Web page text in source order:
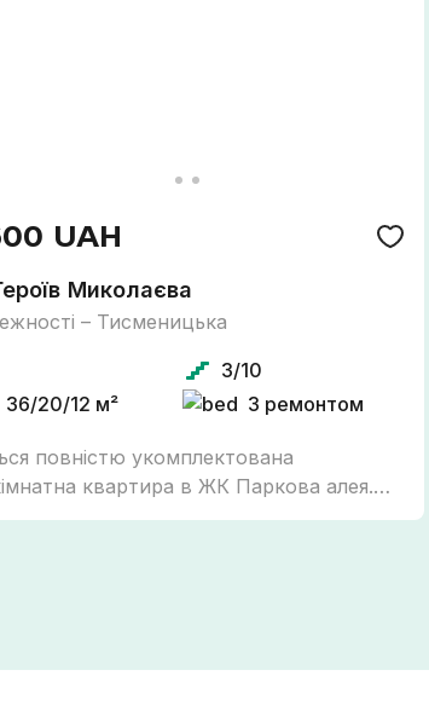
UAH
Миколаєва
– Тисменицька
3/10
36/20/12 м²
З ремонтом
повністю укомплектована
квартира в ЖК Паркова алея.
третій поверх, є все